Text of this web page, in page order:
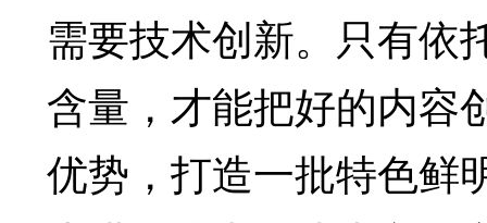
需要技术创新。只有依
含量，才能把好的内容
优势，打造一批特色鲜